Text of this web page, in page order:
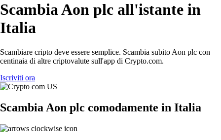
Scambia Aon plc all'istante in
Italia
Scambiare cripto deve essere semplice. Scambia subito Aon plc con
centinaia di altre criptovalute sull'app di Crypto.com.
Iscriviti ora
Scambia Aon plc comodamente in Italia